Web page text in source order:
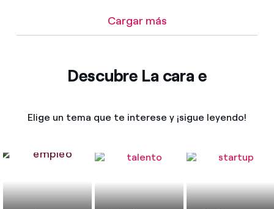
Cargar más
Descubre La cara e
Elige un tema que te interese y ¡sigue leyendo!